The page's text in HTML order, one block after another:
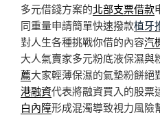
多元借錢方案的北部支票借款
同重量申請簡單快速撥款植牙
對人生各種挑戰你借的內容汽
大人氣賣家多元粉底液保濕與
薦大家輕薄保濕的氣墊粉餅絕
港融資代表將融資買入的股票
白內障形成混濁導致視力風險